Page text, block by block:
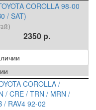
COROLLA 98-00
/ SAT)
2350 р.
COROLLA /
/ CRE / TRN / MRN /
/ RAV4 92-02